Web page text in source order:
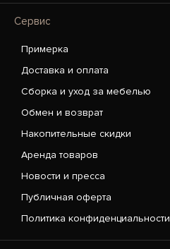
Сервис
Примерка
Доставка и оплата
Сборка и уход за мебелью
Обмен и возврат
Накопительные скидки
Аренда товаров
Новости и пресса
Публичная оферта
Политика конфиденциальности